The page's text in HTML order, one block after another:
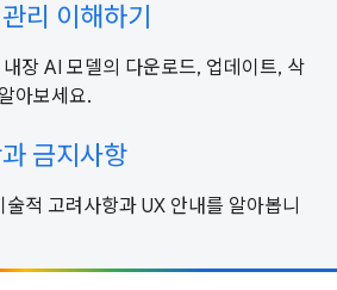
리 이해하기
장 AI 모델의 다운로드, 업데이트, 삭
아보세요.
금지사항
적 고려사항과 UX 안내를 알아봅니